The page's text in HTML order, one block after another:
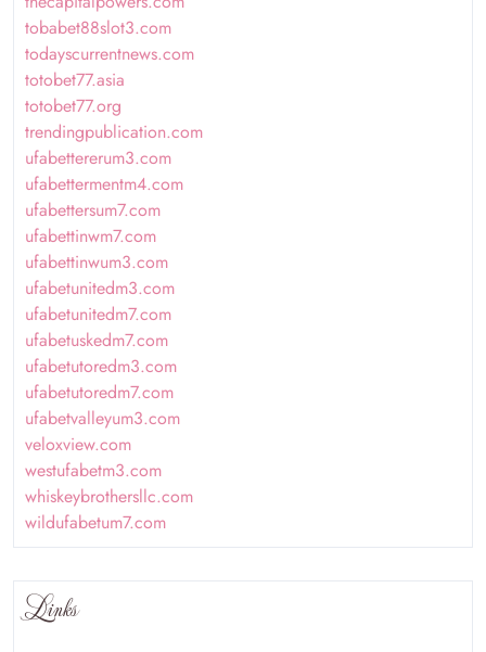
tobabet88slot3.com
todayscurrentnews.com
totobet77.asia
totobet77.org
trendingpublication.com
ufabettererum3.com
ufabettermentm4.com
ufabettersum7.com
ufabettinwm7.com
ufabettinwum3.com
ufabetunitedm3.com
ufabetunitedm7.com
ufabetuskedm7.com
ufabetutoredm3.com
ufabetutoredm7.com
ufabetvalleyum3.com
veloxview.com
westufabetm3.com
whiskeybrothersllc.com
wildufabetum7.com
Links